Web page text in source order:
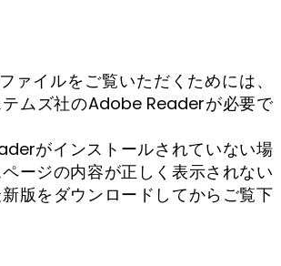
ァイルをご覧いただくためには、
ムズ社のAdobe Readerが必要で
がインストールされていない場
ージの内容が正しく表示されない
版をダウンロードしてからご覧下